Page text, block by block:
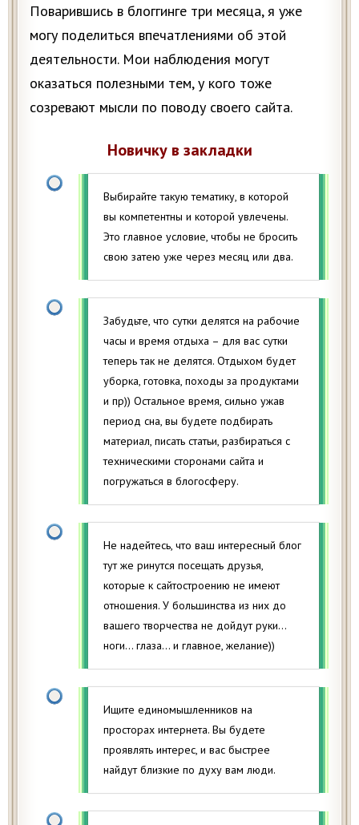
Поварившись в блоггинге три месяца, я уже
могу поделиться впечатлениями об этой
деятельности. Мои наблюдения могут
оказаться полезными тем, у кого тоже
созревают мысли по поводу своего сайта.
Новичку в закладки
Выбирайте такую тематику, в которой
вы компетентны и которой увлечены.
Это главное условие, чтобы не бросить
свою затею уже через месяц или два.
Забудьте, что сутки делятся на рабочие
часы и время отдыха – для вас сутки
теперь так не делятся. Отдыхом будет
уборка, готовка, походы за продуктами
и пр)) Остальное время, сильно ужав
период сна, вы будете подбирать
материал, писать статьи, разбираться с
техническими сторонами сайта и
погружаться в блогосферу.
Не надейтесь, что ваш интересный блог
тут же ринутся посещать друзья,
которые к сайтостроению не имеют
отношения. У большинства из них до
вашего творчества не дойдут руки…
ноги… глаза… и главное, желание))
Ищите единомышленников на
просторах интернета. Вы будете
проявлять интерес, и вас быстрее
найдут близкие по духу вам люди.